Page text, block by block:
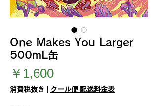
One Makes You Larger
500mL缶
￥1,600価
格
消費税抜き クール便 配送料金表